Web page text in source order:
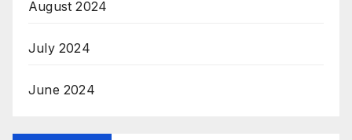
August 2024
July 2024
June 2024